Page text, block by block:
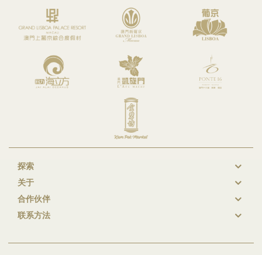
New
Footer
探索
关于
合作伙伴
联系方法